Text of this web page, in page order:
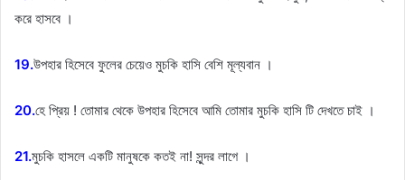
করে হাসবে ।
19.উপহার হিসেবে ফুলের চেয়েও মুচকি হাসি বেশি মূল্যবান ।
20.হে প্রিয় ! তোমার থেকে উপহার হিসেবে আমি তোমার মুচকি হাসি টি দেখতে চাই ।
21.মুচকি হাসলে একটি মানুষকে কতই না! সুন্দর লাগে ।